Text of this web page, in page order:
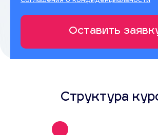
Структура